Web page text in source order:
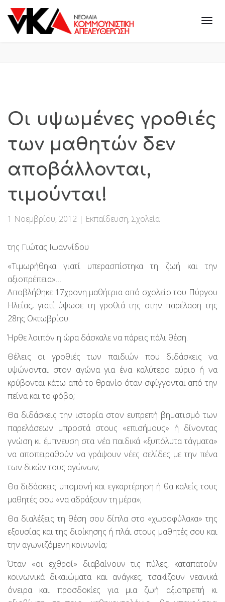
Οι υψωμένες γροθιές
των μαθητών δεν
αποβάλλονται,
τιμούνται!
1 Νοεμβρίου, 2012 | Εκπαίδευση,Σχολεία
της Γιώτας Ιωαννίδου
«Τιμωρήθηκα γιατί υπερασπίστηκα τη ζωή και την
αξιοπρέπεια»…
Αποβλήθηκε 17χρονη μαθήτρια από σχολείο του Πύργου
Ηλείας, γιατί ύψωσε τη γροθιά της στην παρέλαση της
28ης Οκτωβρίου.
Ήρθε λοιπόν η ώρα δάσκαλε να πάρεις πάλι θέση.
Θέλεις οι γροθιές των παιδιών που διδάσκεις να
υψώνονται στον αγώνα για ένα καλύτερο αύριο ή να
κρύβονται κάτω από το θρανίο όταν σφίγγονται από την
πείνα και το φόβο;
Θα διδάσκεις την ιστορία στον ευπρεπή βηματισμό των
παρελάσεων μπροστά στους «επισήμους» ή δίνοντας
γνώση κι έμπνευση στα νέα παιδικά «ξυπόλυτα τάγματα»
να αποπειραθούν να γράψουν νέες σελίδες με την πένα
των δικών τους αγώνων;
Θα διδάσκεις υπομονή και εγκαρτέρηση ή θα καλείς τους
μαθητές σου «να αδράξουν τη μέρα»;
Θα διαλέξεις τη θέση σου δίπλα στο «χωροφύλακα» της
εξουσίας και της διοίκησης ή πλάι στους μαθητές σου και
την αγωνιζόμενη κοινωνία;
Όταν «οι εχθροί» διαβαίνουν τις πύλες, καταπατούν
κοινωνικά δικαιώματα και ανάγκες, τσακίζουν νεανικά
όνειρα και προσδοκίες για μια ζωή αξιοπρεπή κι